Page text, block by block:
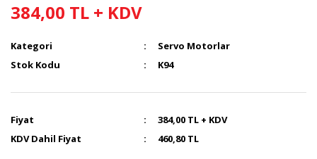
384,00 TL + KDV
Kategori
Servo Motorlar
Stok Kodu
K94
Fiyat
384,00 TL + KDV
KDV Dahil Fiyat
460,80 TL